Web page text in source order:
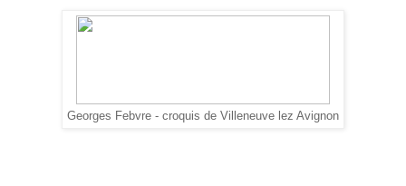
Georges Febvre - croquis de Villeneuve lez Avignon